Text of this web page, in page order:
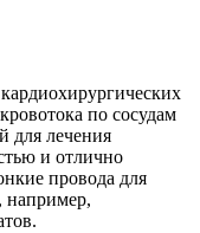
по сосудам
для лечения
и отлично
провода для
например,